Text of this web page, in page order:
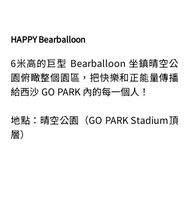
HAPPY Bearballoon
6米高的巨型 Bearballoon 坐鎮晴空公
園俯瞰整個園區，把快樂和正能量傳播
給西沙 GO PARK 內的每一個人！
地點：晴空公園（GO PARK Stadium頂
層）